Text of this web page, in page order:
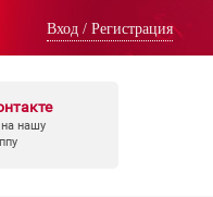
Вход / Регистрация
нашу